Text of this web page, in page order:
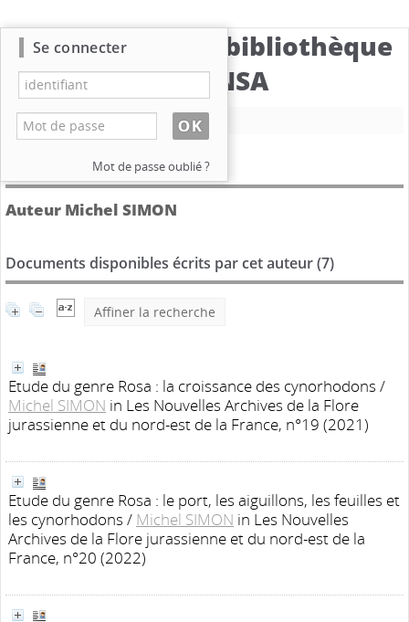
Catalogue de la bibliothèque
du CBNSA
Nouvelle recherche
Détail de l'auteur
Auteur Michel SIMON
Documents disponibles écrits par cet auteur (7)
Affiner la recherche
Etude du genre Rosa : la croissance des cynorhodons /
Michel SIMON in Les Nouvelles Archives de la Flore
jurassienne et du nord-est de la France, n°19 (2021)
Etude du genre Rosa : le port, les aiguillons, les feuilles et
les cynorhodons / Michel SIMON in Les Nouvelles
Archives de la Flore jurassienne et du nord-est de la
France, n°20 (2022)
Se connecter
Mot de passe oublié ?